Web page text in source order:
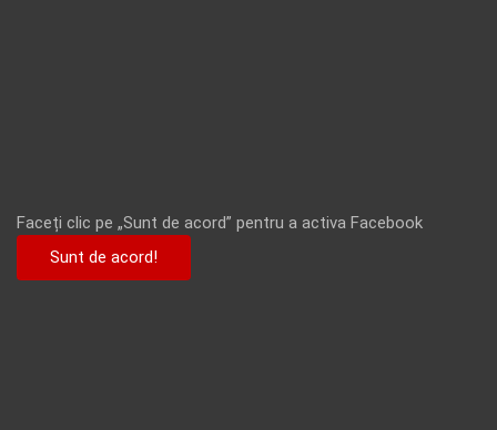
Faceți clic pe „Sunt de acord” pentru a activa Facebook
Sunt de acord!